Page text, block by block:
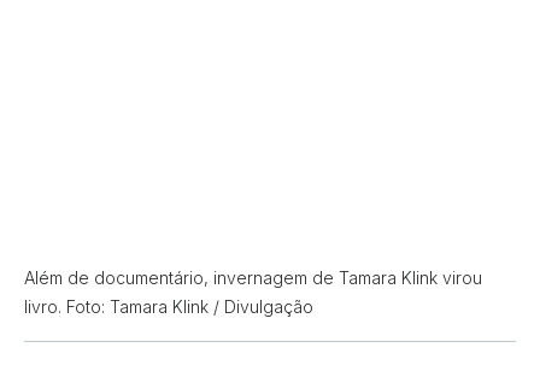
Além de documentário, invernagem de Tamara Klink virou
livro. Foto: Tamara Klink / Divulgação